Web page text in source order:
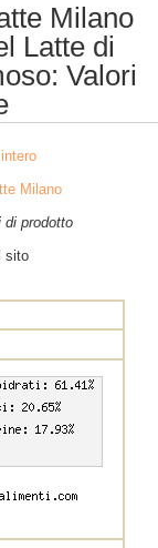
Milano
Latte di
Valori
Milano
di prodotto
sito